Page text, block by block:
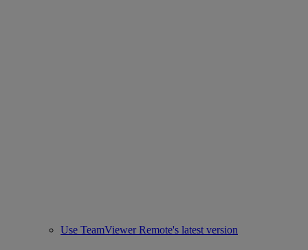
Use TeamViewer Remote's latest version